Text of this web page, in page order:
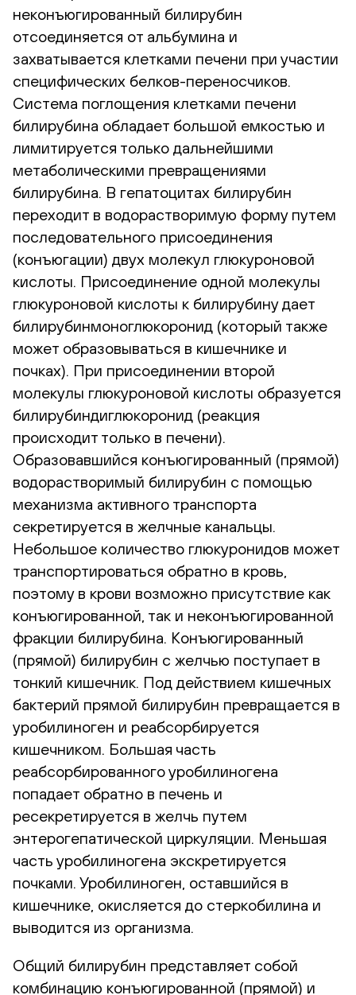
неконъюгированный билирубин
отсоединяется от альбумина и
захватывается клетками печени при участии
специфических белков-переносчиков.
Система поглощения клетками печени
билирубина обладает большой емкостью и
лимитируется только дальнейшими
метаболическими превращениями
билирубина. В гепатоцитах билирубин
переходит в водорастворимую форму путем
последовательного присоединения
(конъюгации) двух молекул глюкуроновой
кислоты. Присоединение одной молекулы
глюкуроновой кислоты к билирубину дает
билирубинмоноглюкоронид (который также
может образовываться в кишечнике и
почках). При присоединении второй
молекулы глюкуроновой кислоты образуется
билирубиндиглюкоронид (реакция
происходит только в печени).
Образовавшийся конъюгированный (прямой)
водорастворимый билирубин с помощью
механизма активного транспорта
секретируется в желчные канальцы.
Небольшое количество глюкуронидов может
транспортироваться обратно в кровь,
поэтому в крови возможно присутствие как
конъюгированной, так и неконъюгированной
фракции билирубина. Конъюгированный
(прямой) билирубин с желчью поступает в
тонкий кишечник. Под действием кишечных
бактерий прямой билирубин превращается в
уробилиноген и реабсорбируется
кишечником. Большая часть
реабсорбированного уробилиногена
попадает обратно в печень и
ресекретируется в желчь путем
энтерогепатической циркуляции. Меньшая
часть уробилиногена экскретируется
почками. Уробилиноген, оставшийся в
кишечнике, окисляется до стеркобилина и
выводится из организма.
Общий билирубин представляет собой
комбинацию конъюгированной (прямой) и